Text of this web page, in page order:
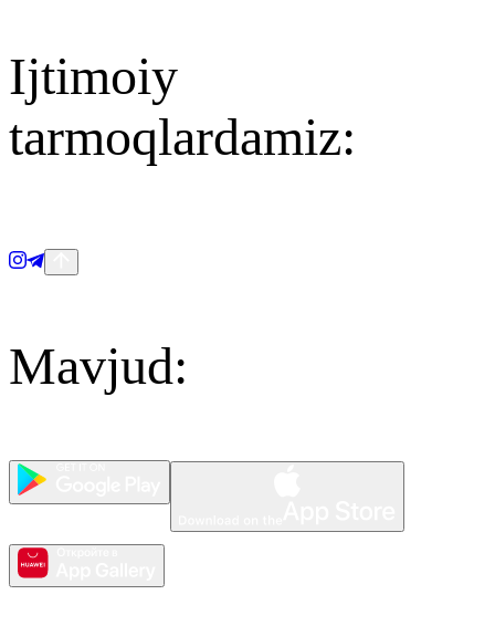
Ijtimoiy
tarmoqlardamiz:
Mavjud: